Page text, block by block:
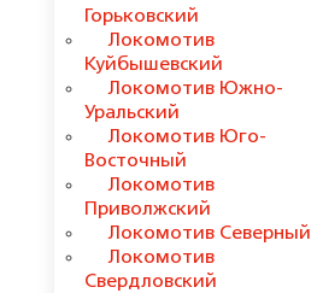
Горьковский
Локомотив
Куйбышевский
Локомотив Южно-
Уральский
Локомотив Юго-
Восточный
Локомотив
Приволжский
Локомотив Северный
Локомотив
Свердловский